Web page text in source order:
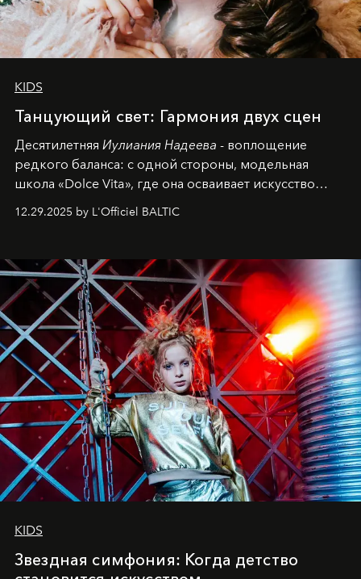
KIDS
Танцующий свет: Гармония двух сцен
Десятилетняя Иулиания Надеева - воплощение
редкого баланса: с одной стороны, модельная
школа «Dolce Vita», где она осваивает искусство
позы и образа, с другой - подготовительная
балетная студия при хореографическом училище,
танцевального пути за плечами.
12.29.2025 by L'Officiel BALTIC
KIDS
Звездная симфония: Когда детство